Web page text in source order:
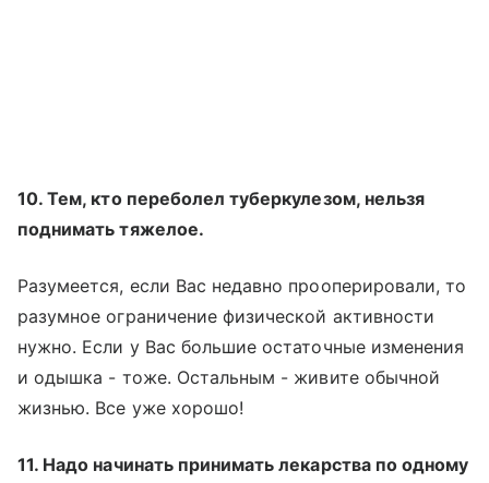
10. Тем, кто переболел туберкулезом, нельзя
поднимать тяжелое.
Разумеется, если Вас недавно прооперировали, то
разумное ограничение физической активности
нужно. Если у Вас большие остаточные изменения
и одышка - тоже. Остальным - живите обычной
жизнью. Все уже хорошо!
11. Надо начинать принимать лекарства по одному